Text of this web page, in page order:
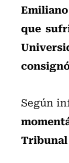
que
Según
Tribunal